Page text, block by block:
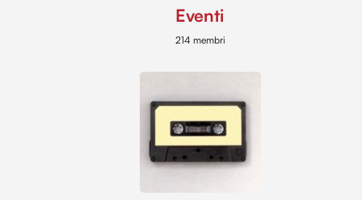
Eventi
214 membri